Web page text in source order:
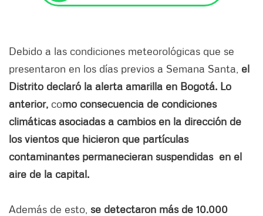
Debido a las condiciones meteorológicas que se
presentaron en los días previos a Semana Santa, el
Distrito declaró la alerta amarilla en Bogotá. Lo
anterior, como consecuencia de condiciones
climáticas asociadas a cambios en la dirección de
los vientos que hicieron que partículas
contaminantes permanecieran suspendidas en el
aire de la capital.
Además de esto, se detectaron más de 10.000